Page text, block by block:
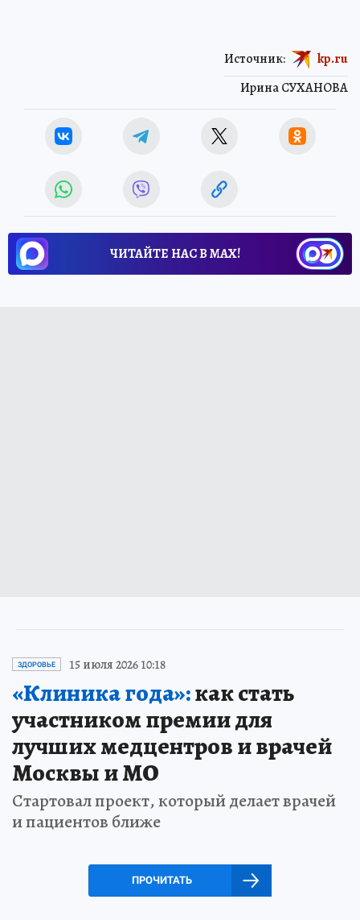
Ирина СУХАНОВА
Источник: kp.ru
ЧИТАЙТЕ НАС В МАХ!
ЗДОРОВЬЕ 15 июля 2026 10:18
«Клиника года»:как стать
участником премии для
лучших медцентров и врачей
Москвы и МО
Стартовал проект, который делает врачей
и пациентов ближе
ПРОЧИТАТЬ